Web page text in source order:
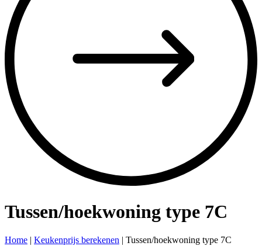
Tussen/hoekwoning type 7C
Home | Keukenprijs berekenen | Tussen/hoekwoning type 7C